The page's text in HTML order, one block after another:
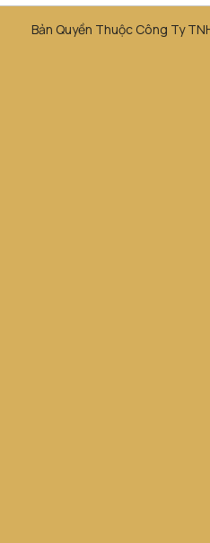
Bản Quyền Thuộc Công Ty